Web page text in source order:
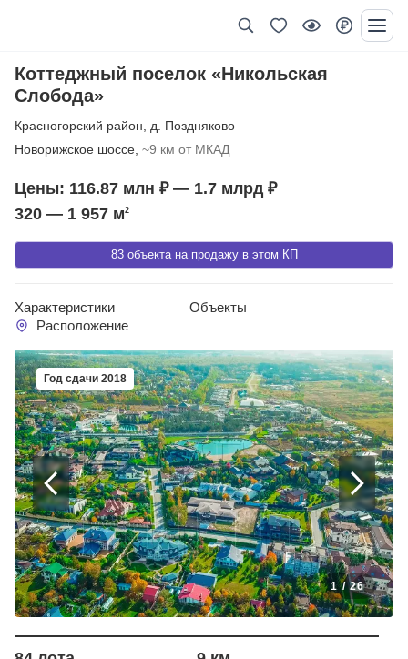
Коттеджный поселок «Никольская
Слобода»
Красногорский район
д. Поздняково
Новорижское шоссе, ~9 км от МКАД
83 объекта на продажу в этом КП
Цены: 116.87 млн ₽ — 1.7 млрд ₽
320 — 1 957 м2
Характеристики
Объекты
Расположение
Год сдачи 2018
1/26